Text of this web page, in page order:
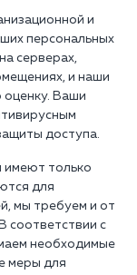
и
персональных
серверах,
и наши
оценку. Ваши
доступа.
имеют только
для
мы требуем и от
соответствии с
необходимые
меры для